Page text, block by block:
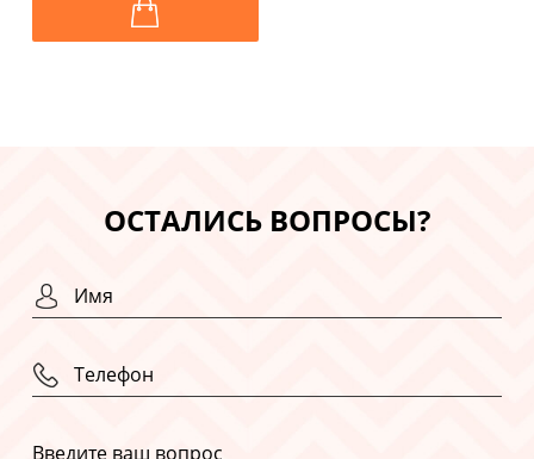
ОСТАЛИСЬ ВОПРОСЫ?